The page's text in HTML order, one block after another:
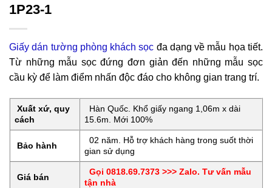
1P23-1
Giấy dán tường phòng khách sọc đa dạng về mẫu họa tiết.
Từ những mẫu sọc đứng đơn giản đến những mẫu sọc
cầu kỳ để làm điểm nhấn độc đáo cho không gian trang trí.
Xuất xứ, quy
cách
Hàn Quốc. Khổ giấy ngang 1,06m x dài
15.6m. Mới 100%
Bảo hành
02 năm. Hỗ trợ khách hàng trong suốt thời
gian sử dụng
Giá bán
Gọi 0818.69.7373 >>> Zalo. Tư vấn mẫu
tận nhà